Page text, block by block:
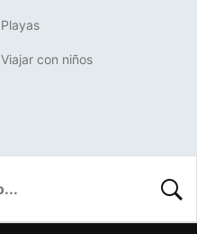
Playas
Viajar con niños